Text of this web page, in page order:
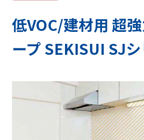
低VOC/建材用 超
ープ SEKISUI SJ